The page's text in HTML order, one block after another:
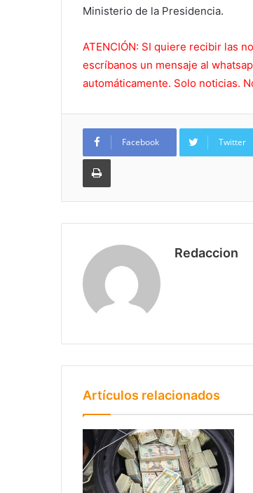
Ministerio de la Presidencia.
ATENCIÓN: SI quiere recibir las
escríbanos un mensaje al
automáticamente. Solo noticias.
Facebook Twitter
Imprimir
Redaccion
Artículos relacionados